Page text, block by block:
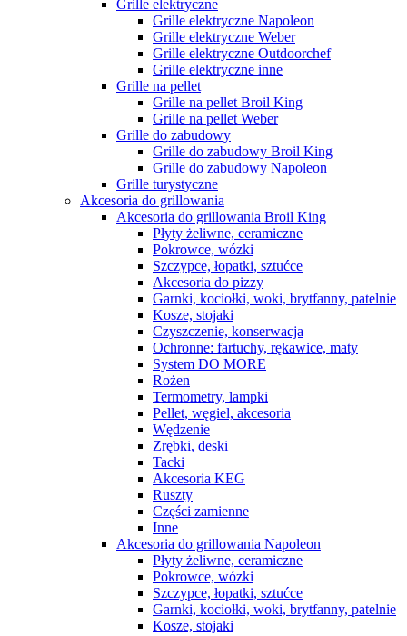
Grille elektryczne
Grille elektryczne Napoleon
Grille elektryczne Weber
Grille elektryczne Outdoorchef
Grille elektryczne inne
Grille na pellet
Grille na pellet Broil King
Grille na pellet Weber
Grille do zabudowy
Grille do zabudowy Broil King
Grille do zabudowy Napoleon
Grille turystyczne
Akcesoria do grillowania
Akcesoria do grillowania Broil King
Płyty żeliwne, ceramiczne
Pokrowce, wózki
Szczypce, łopatki, sztućce
Akcesoria do pizzy
Garnki, kociołki, woki, brytfanny, patelnie
Kosze, stojaki
Czyszczenie, konserwacja
Ochronne: fartuchy, rękawice, maty
System DO MORE
Rożen
Termometry, lampki
Pellet, węgiel, akcesoria
Wędzenie
Zrębki, deski
Tacki
Akcesoria KEG
Ruszty
Części zamienne
Inne
Akcesoria do grillowania Napoleon
Płyty żeliwne, ceramiczne
Pokrowce, wózki
Szczypce, łopatki, sztućce
Garnki, kociołki, woki, brytfanny, patelnie
Kosze, stojaki